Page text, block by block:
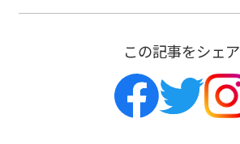
この記事をシェア